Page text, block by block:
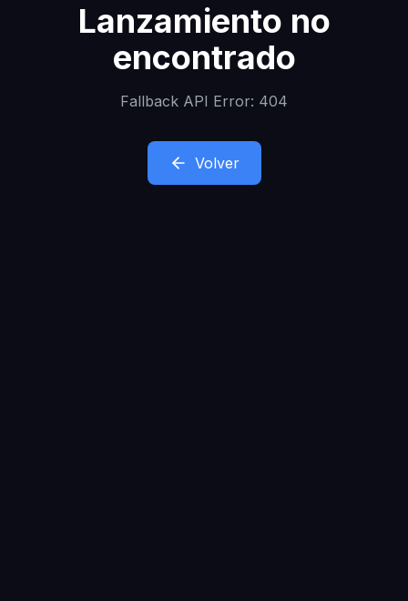
Lanzamiento no
encontrado
Fallback API Error: 404
Volver